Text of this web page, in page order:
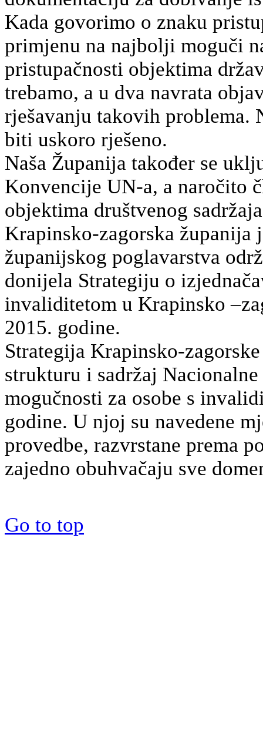
Kada govorimo o znaku
primjenu na najbolji moguči
pristupačnosti objektima
trebamo, a u dva navrata
rješavanju takovih problema.
biti uskoro rješeno.
Naša Županija također se
Konvencije UN-a, a naročito
objektima društvenog
Krapinsko-zagorska županija
županijskog poglavarstva
donijela Strategiju o
invaliditetom u Krapinsko
2015. godine.
Strategija Krapinsko-
strukturu i sadržaj
mogučnosti za osobe s
godine. U njoj su navedene
provedbe, razvrstane prema
zajedno obuhvačaju sve
Go to top